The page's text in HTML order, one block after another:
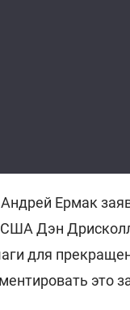
Ермак
Дэн
для
это